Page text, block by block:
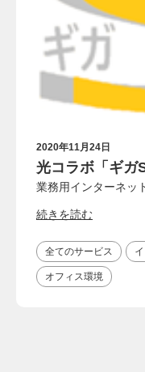
2020年11月24日
光コラボ「ギガ
業務用インターネッ
続きを読む
全てのサービス
オフィス環境